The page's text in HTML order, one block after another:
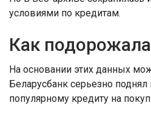
условиями по кредитам.
Как
На основании этих данных
Беларусбанк серьезно
популярному кредиту на